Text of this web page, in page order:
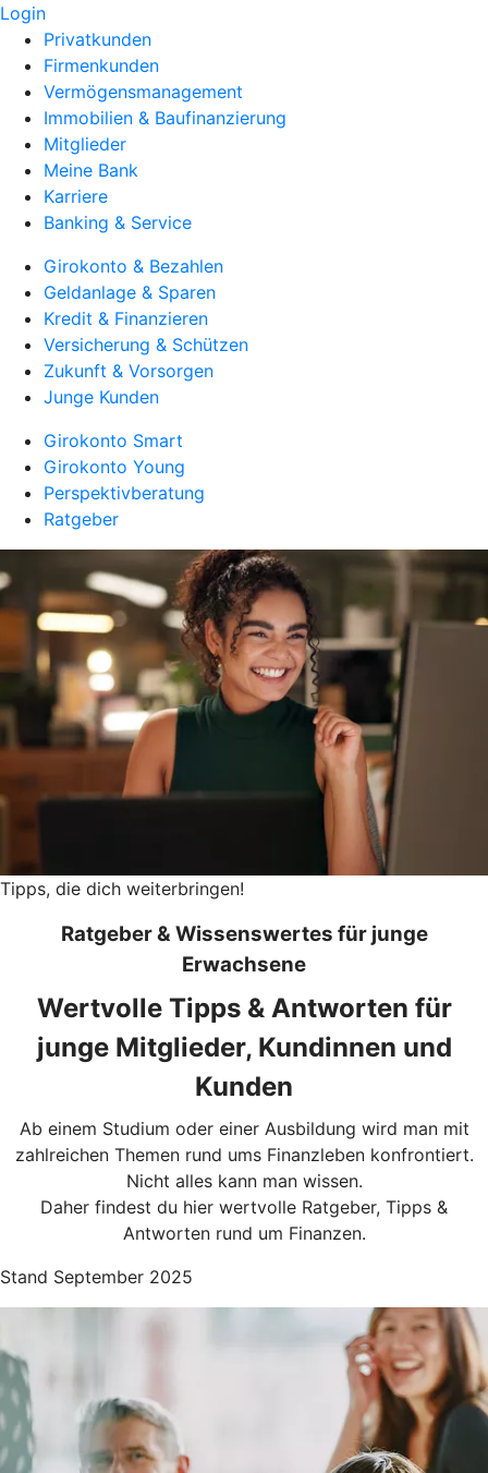
Login
Privatkunden
Firmenkunden
Vermögensmanagement
Immobilien & Baufinanzierung
Mitglieder
Meine Bank
Karriere
Banking & Service
Girokonto & Bezahlen
Geldanlage & Sparen
Kredit & Finanzieren
Versicherung & Schützen
Zukunft & Vorsorgen
Junge Kunden
Girokonto Smart
Girokonto Young
Perspektivberatung
Ratgeber
Tipps, die dich weiterbringen!
Ratgeber & Wissenswertes für junge
Erwachsene
Wertvolle Tipps & Antworten für
junge Mitglieder, Kundinnen und
Kunden
Ab einem Studium oder einer Ausbildung wird man mit
zahlreichen Themen rund ums Finanzleben konfrontiert.
Nicht alles kann man wissen.
Daher findest du hier wertvolle Ratgeber, Tipps &
Antworten rund um Finanzen.
Stand September 2025